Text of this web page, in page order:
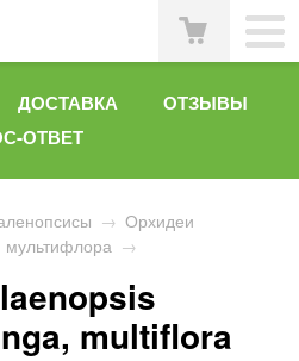
ДОСТАВКА
ОТЗЫВЫ
ОТВЕТ
→ Орхидеи
→
multiflora